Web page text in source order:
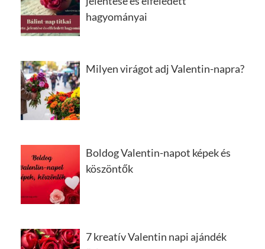
hagyományai
Milyen virágot adj Valentin-napra?
Boldog Valentin-napot képek és
köszöntők
7 kreatív Valentin napi ajándék